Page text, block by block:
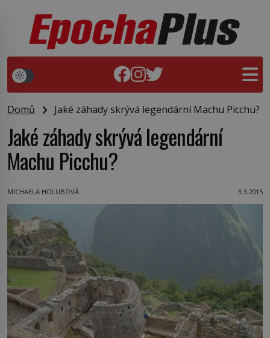
Domů Jaké záhady skrývá legendární Machu Picchu?
Jaké záhady skrývá legendární
Machu Picchu?
MICHAELA HOLUBOVÁ 3.3.2015